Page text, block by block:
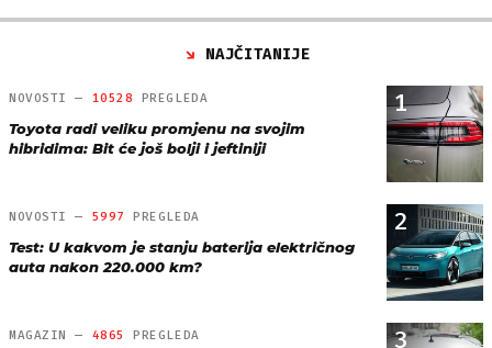
NAJČITANIJE
1
NOVOSTI — 10528 PREGLEDA
Toyota radi veliku promjenu na svojim
hibridima: Bit će još bolji i jeftiniji
2
NOVOSTI — 5997 PREGLEDA
Test: U kakvom je stanju baterija električnog
auta nakon 220.000 km?
3
MAGAZIN — 4865 PREGLEDA